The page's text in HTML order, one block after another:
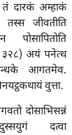
दारकं अम्हाकं
तस्स जीवतीति
३२८) अयं पनेत्थ
आगतमेव.
वुत्ता.
दोसाभिसन्नं
दत्वा